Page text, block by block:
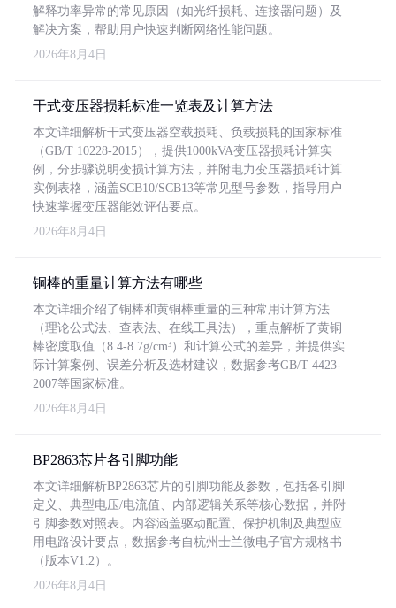
解释功率异常的常见原因（如光纤损耗、连接器问题）及
解决方案，帮助用户快速判断网络性能问题。
2026年8月4日
干式变压器损耗标准一览表及计算方法
本文详细解析干式变压器空载损耗、负载损耗的国家标准
（GB/T 10228-2015），提供1000kVA变压器损耗计算实
例，分步骤说明变损计算方法，并附电力变压器损耗计算
实例表格，涵盖SCB10/SCB13等常见型号参数，指导用户
快速掌握变压器能效评估要点。
2026年8月4日
铜棒的重量计算方法有哪些
本文详细介绍了铜棒和黄铜棒重量的三种常用计算方法
（理论公式法、查表法、在线工具法），重点解析了黄铜
棒密度取值（8.4-8.7g/cm³）和计算公式的差异，并提供实
际计算案例、误差分析及选材建议，数据参考GB/T 4423-
2007等国家标准。
2026年8月4日
BP2863芯片各引脚功能
本文详细解析BP2863芯片的引脚功能及参数，包括各引脚
定义、典型电压/电流值、内部逻辑关系等核心数据，并附
引脚参数对照表。内容涵盖驱动配置、保护机制及典型应
用电路设计要点，数据参考自杭州士兰微电子官方规格书
（版本V1.2）。
2026年8月4日